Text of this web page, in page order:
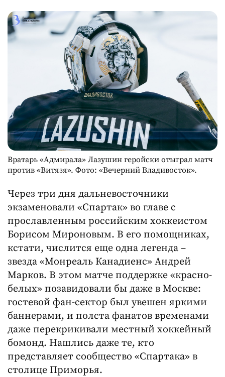
Вратарь «Адмирала» Лазушин геройски отыграл матч
против «Витязя». Фото: «Вечерний Владивосток».
Через три дня дальневосточники
экзаменовали «Спартак» во главе с
прославленным российским хоккеистом
Борисом Мироновым. В его помощниках,
кстати, числится еще одна легенда –
звезда «Монреаль Канадиенс» Андрей
Марков. В этом матче поддержке «красно-
белых» позавидовали бы даже в Москве:
гостевой фан-сектор был увешен яркими
баннерами, и полста фанатов временами
даже перекрикивали местный хоккейный
бомонд. Нашлись даже те, кто
представляет сообщество «Спартака» в
столице Приморья.